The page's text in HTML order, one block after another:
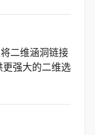
二维涵洞链接
强大的二维选